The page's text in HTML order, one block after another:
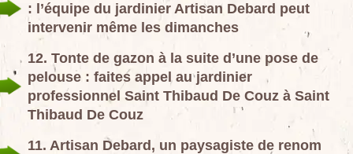
: l’équipe du jardinier Artisan Debard peut
intervenir même les dimanches
12. Tonte de gazon à la suite d’une pose de
pelouse : faites appel au jardinier
professionnel Saint Thibaud De Couz à Saint
Thibaud De Couz
11. Artisan Debard, un paysagiste de renom